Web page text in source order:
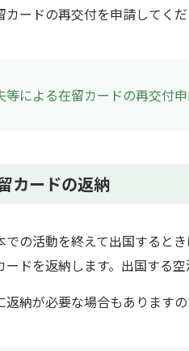
カードの再交付を申請してく
等による在留カードの再交付
カードの返納
での活動を終えて出国すると
ードを返納します。出国する
返納が必要な場合もあります